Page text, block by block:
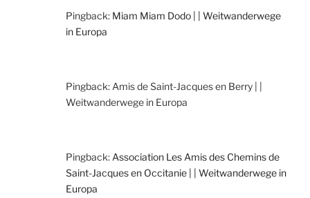
Pingback: Miam Miam Dodo | | Weitwanderwege
in Europa
Pingback: Amis de Saint-Jacques en Berry | |
Weitwanderwege in Europa
Pingback: Association Les Amis des Chemins de
Saint-Jacques en Occitanie | | Weitwanderwege in
Europa